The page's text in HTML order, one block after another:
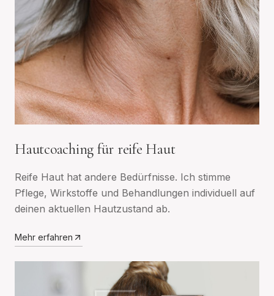
Hautcoaching für reife Haut
Reife Haut hat andere Bedürfnisse. Ich stimme
Pflege, Wirkstoffe und Behandlungen individuell auf
deinen aktuellen Hautzustand ab.
Mehr erfahren